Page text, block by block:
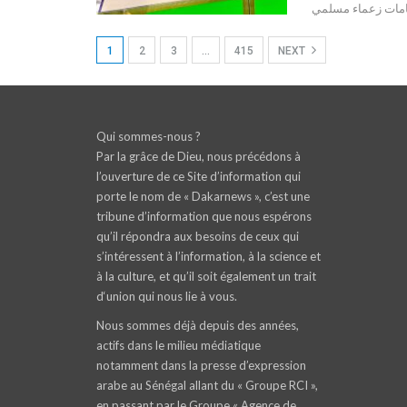
زعماء مسلمي
1 2 3 415 NEXT
Qui sommes-nous ?
Par la grâce de Dieu, nous précédons à
l’ouverture de ce Site d’information qui
porte le nom de « Dakarnews », c’est une
tribune d’information que nous espérons
qu’il répondra aux besoins de ceux qui
s’intéressent à l’information, à la science et
à la culture, et qu’il soit également un trait
d‘union qui nous lie à vous.
Nous sommes déjà depuis des années,
actifs dans le milieu médiatique
notamment dans la presse d’expression
arabe au Sénégal allant du « Groupe RCI »,